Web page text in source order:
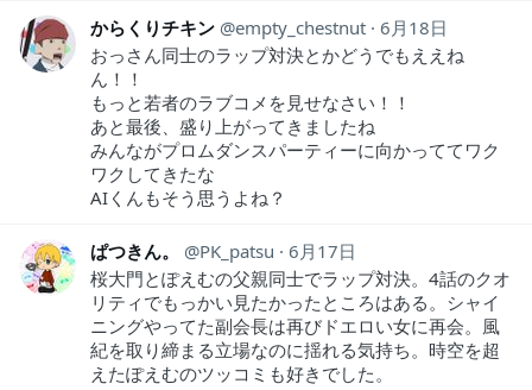
からくりチキン empty_chestnut 6月18日
おっさん同士のラップ対決とかどうでもええね
ん！！
もっと若者のラブコメを見せなさい！！
あと最後、盛り上がってきましたね
みんながプロムダンスパーティーに向かっててワク
ワクしてきたな
AIくんもそう思うよね？
ぱつきん。 PK_patsu
6月17日
桜大門とぽえむの父親同士でラップ対決。4話のクオ
リティでもっかい見たかったところはある。シャイ
ニングやってた副会長は再びドエロい女に再会。風
紀を取り締まる立場なのに揺れる気持ち。時空を超
えたぽえむのツッコミも好きでした。